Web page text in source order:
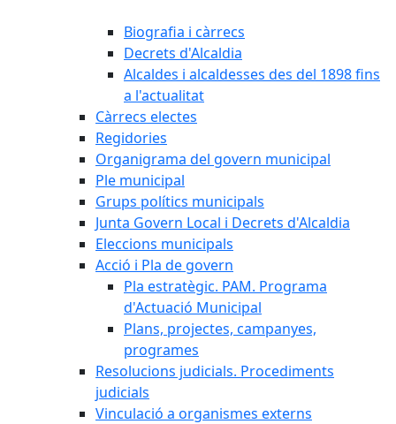
Biografia i càrrecs
Decrets d'Alcaldia
Alcaldes i alcaldesses des del 1898 fins
a l'actualitat
Càrrecs electes
Regidories
Organigrama del govern municipal
Ple municipal
Grups polítics municipals
Junta Govern Local i Decrets d'Alcaldia
Eleccions municipals
Acció i Pla de govern
Pla estratègic. PAM. Programa
d'Actuació Municipal
Plans, projectes, campanyes,
programes
Resolucions judicials. Procediments
judicials
Vinculació a organismes externs